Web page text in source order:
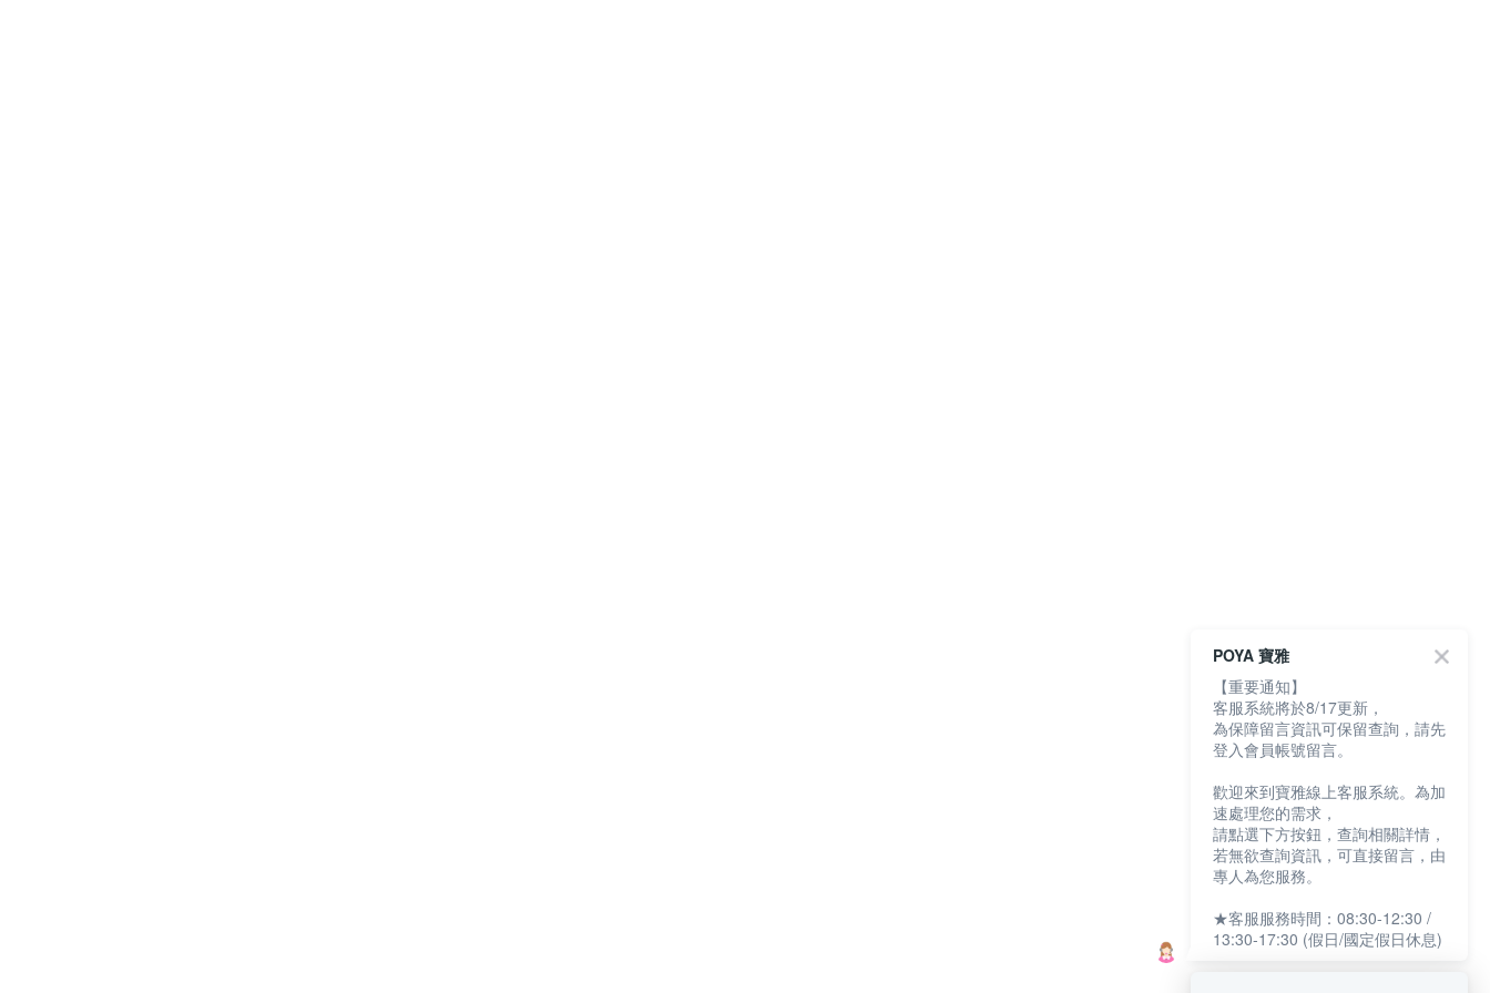
POYA 寶雅
【重要通知】
客服系統將於8/17更新，
為保障留言資訊可保留查詢，請先
登入會員帳號留言。
歡迎來到寶雅線上客服系統。為加
速處理您的需求，
請點選下方按鈕，查詢相關詳情，
若無欲查詢資訊，可直接留言，由
專人為您服務。
★客服服務時間：08:30-12:30 /
13:30-17:30 (假日/國定假日休息)